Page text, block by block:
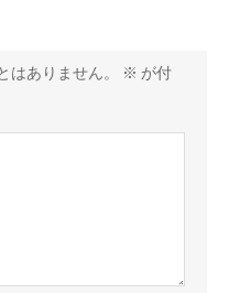
はありません。 ※ が付